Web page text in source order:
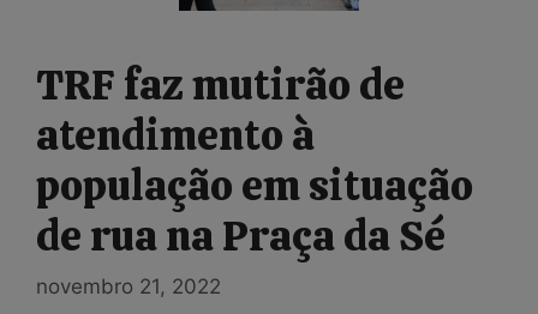
TRF faz mutirão de
atendimento à
população em situação
de rua na Praça da Sé
novembro 21, 2022